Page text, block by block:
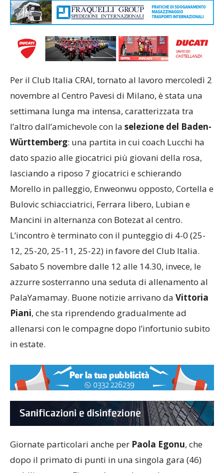
Per il Club Italia CRAI, tornato al lavoro mercoledì 2
novembre al Centro Pavesi di Milano, è stata una
settimana lunga ma intensa, caratterizzata tra
l’altro dall’amichevole con laselezione del Baden-
Württemberg: una partita in cui coach Lucchi ha
dato spazio alle giocatrici più giovani della rosa,
lasciando a riposo 7 giocatrici e schierando
Morello in palleggio, Enweonwu opposto, Cortella e
Bulovic schiacciatrici, Ferrara libero, Lubian e
Mancini in alternanza con Botezat al centro.
L’incontro è terminato con il punteggio di 4-0 (25-
12, 25-20, 25-11, 25-22) in favore del Club Italia.
Sabato 5 novembre dalle 12 alle 14.30, invece, le
azzurre sosterranno una seduta di allenamento al
PalaYamamay. Buone notizie arrivano daVittoria
Piani, che sta riprendendo gradualmente ad
allenarsi con le compagne dopo l’infortunio subito
in estate.